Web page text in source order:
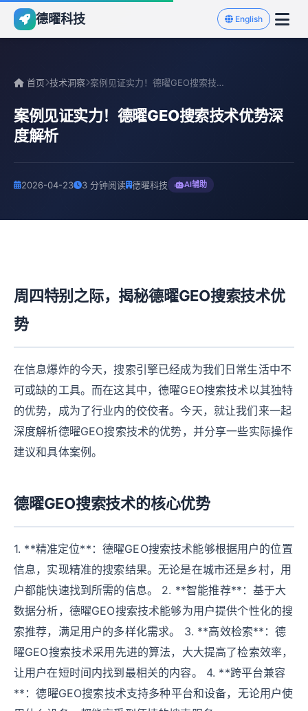
德曜科技 English
首页 技术洞察 案例见证实力！德曜GEO搜索技术优势深度解析
案例见证实力！德曜GEO搜索技术优势深
度解析
2026-04-23 3 分钟阅读 德曜科技 AI辅助
周四特别之际，揭秘德曜GEO搜索技术优
势
在信息爆炸的今天，搜索引擎已经成为我们日常生活中不
可或缺的工具。而在这其中，德曜GEO搜索技术以其独特
的优势，成为了行业内的佼佼者。今天，就让我们来一起
深度解析德曜GEO搜索技术的优势，并分享一些实际操作
建议和具体案例。
德曜GEO搜索技术的核心优势
1. **精准定位**：德曜GEO搜索技术能够根据用户的位置
信息，实现精准的搜索结果。无论是在城市还是乡村，用
户都能快速找到所需的信息。 2. **智能推荐**：基于大
数据分析，德曜GEO搜索技术能够为用户提供个性化的搜
索推荐，满足用户的多样化需求。 3. **高效检索**：德
曜GEO搜索技术采用先进的算法，大大提高了检索效率，
让用户在短时间内找到最相关的内容。 4. **跨平台兼容
**：德曜GEO搜索技术支持多种平台和设备，无论用户使